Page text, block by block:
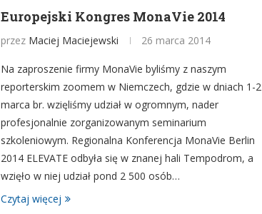
Europejski Kongres MonaVie 2014
przez Maciej Maciejewski 26 marca 2014
Na zaproszenie firmy MonaVie byliśmy z naszym
reporterskim zoomem w Niemczech, gdzie w dniach 1-2
marca br. wzięliśmy udział w ogromnym, nader
profesjonalnie zorganizowanym seminarium
szkoleniowym. Regionalna Konferencja MonaVie Berlin
2014 ELEVATE odbyła się w znanej hali Tempodrom, a
wzięło w niej udział pond 2 500 osób…
Czytaj więcej